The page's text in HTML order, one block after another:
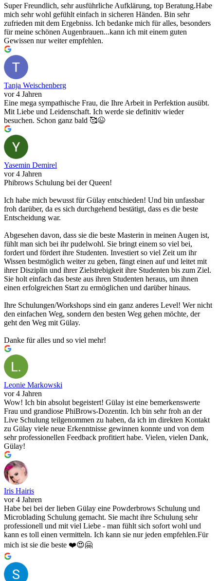
Super Freundlich, sehr ausführliche Aufklärung, top Beratung.Habe
mich sehr wohl gefühlt einfach in sicheren Händen. Bin sehr
zufrieden mit dem Ergebniss. Ich bedanke mich für alles, besonders
für meine schönen Augenbrauen...kann ich mit einem guten
Gewissen nur weiter empfehlen.
Tanja Weischenberg
vor 4 Jahren
Eine mega sympathische Frau, die Ihre Arbeit in Perfektion ausübt.
Mit Liebe und Leidenschaft. Ich werde sie definitiv wieder
besuchen. Schon ganz bald 🥰😉
Yasemin Demirel
vor 4 Jahren
Phibrows Schulung bei der Queen!
Ich habe mich bewusst für Gülay entschieden! Und bin unfassbar
froh darüber, da es sich durchgehend bestätigt, dass es die beste
Entscheidung war.
Abgesehen davon, dass sie die beste Masterin in meinen Augen ist,
fühlt man sich bei ihr pudelwohl. Sie bringt einem so viel bei,
fordert und fördert ihre Studenten. Investiert so viel Zeit um ihr
Wissen bestmöglich weiter zu geben, fängt einen auf und leitet mit
ihrer Disziplin und ihrer Zielstrebigkeit ihre Studenten bis zum Ziel.
Sie holt einfach das beste aus ihren Studenten heraus, um ihnen
einen erfolgreichen Start zu ermöglichen und darüber hinaus.
Ihre Schulungen/Workshops sind ein ganz anderes Level! Wer nicht
den einfachen Weg, sondern den besten Weg gehen möchte, der
geht den Weg mit Gülay.
Danke für alles und so viel mehr!
Leonie Markowski
vor 4 Jahren
Wow! Ich bin absolut begeistert! Gülay ist eine bemerkenswerte
Frau und grandiose PhiBrows-Dozentin. Ich bin sehr froh an der
Live Schulung teilgenommen zu haben, da ich im direkten Kontakt
zu Gülay viele neue Erkenntnisse gewinnen konnte und von dem
sehr professionellen Feedback profitiert habe. Vielen, vielen Dank,
Gülay!
Iris Hairis
vor 4 Jahren
Habe bei bei der lieben Gülay eine Powderbrows Schulung und
Microblading Schulung gemacht. Sie macht ihre Schulung sehr
professionell und mit viel Liebe - man fühlt sich sofort wohl und
kann es toll einen vermitteln. Ich kann sie nur jeden empfehlen.Für
mich ist sie die beste ❤️😍🤗